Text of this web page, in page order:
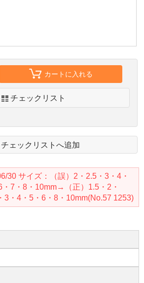
カートに入れる
チェックリスト
チェックリストへ追加
30 サイズ：（誤）2・2.5・3・4・
・7・8・10mm→（正）1.5・2・
3・4・5・6・8・10mm(No.57 1253)